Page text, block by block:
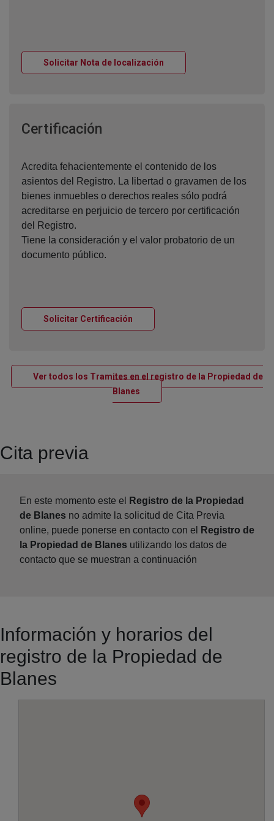
Solicitar Nota de localización
Certificación
Acredita fehacientemente el contenido de los
asientos del Registro. La libertad o gravamen de los
bienes inmuebles o derechos reales sólo podrá
acreditarse en perjuicio de tercero por certificación
del Registro.
Tiene la consideración y el valor probatorio de un
documento público.
Solicitar Certificación
Ver todos los Tramites en el registro de la Propiedad de
BlanesVentana nueva
Cita previa
En este momento este el
Registro de la Propiedad
de Blanes no admite la solicitud de Cita Previa
online, puede ponerse en contacto con el
Registro de
la Propiedad de Blanes utilizando los datos de
contacto que se muestran a continuación
Información y horarios del
registro de la Propiedad de
Blanes